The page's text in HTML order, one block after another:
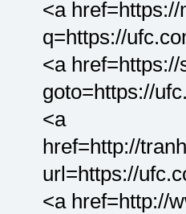
<a
q=https://
<a
goto=https://
<a
href=http://
url=https://
<a href=http://